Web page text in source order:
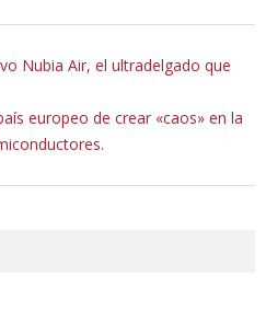
Nubia Air, el ultradelgado que
europeo de crear «caos» en la